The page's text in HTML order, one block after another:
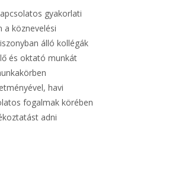
gyakorlati
a köznevelési
álló kollégák
és oktató munkát
havi
fogalmak körében
adni